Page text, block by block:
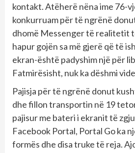
kontakt. Atëherë nëna ime 76-
konkurruam për të ngrënë
dhomë Messenger të realitetit
hapur gojën sa më gjerë që të
ekran-është padyshim një për
Fatmirësisht, nuk ka dëshmi
Pajisja për të ngrënë donut
dhe fillon transportin në 19
pajisur me bateri i ekranit të
Facebook Portal, Portal Go ka
formës dhe disa truke të reja.